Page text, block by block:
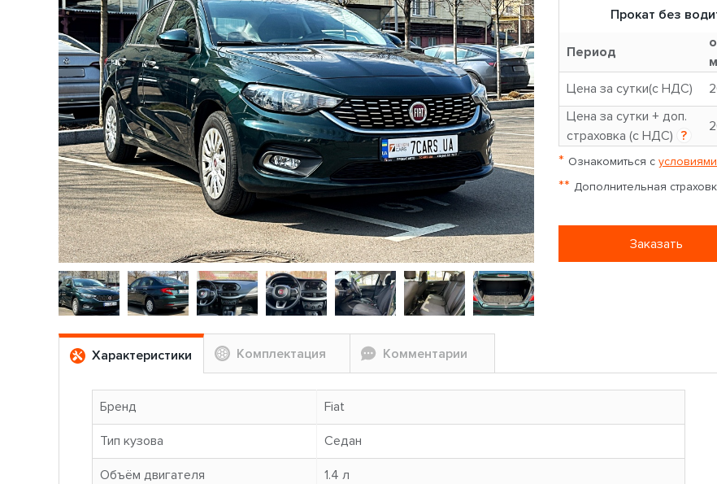
Прокат без
Период
Цена за сутки(с НДС)
Цена за сутки + доп.
страховка (с НДС) ?
* Ознакомиться с
** Дополнительная
Заказать
Характеристики Комплектация Комментарии
Бренд Fiat
Тип кузова Седан
Объём двигателя 1.4 л